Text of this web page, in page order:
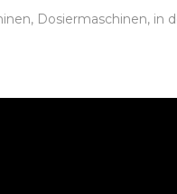
Dosiermaschinen, in